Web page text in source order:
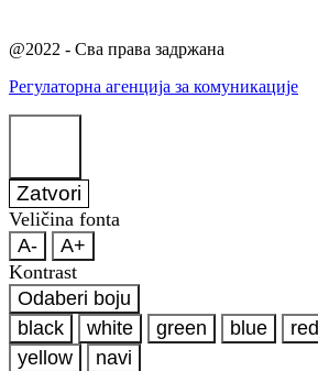
@2022 - Сва права задржана
Регулаторна агенција за комуникације
Zatvori
Veličina fonta
A-
A+
Kontrast
Odaberi boju
black
white green blue red
yellow
navi